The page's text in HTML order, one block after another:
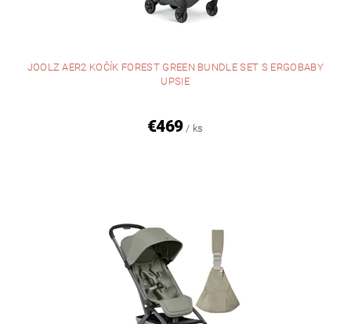
JOOLZ AER2 KOČÍK FOREST GREEN BUNDLE SET S ERGOBABY
UPSIE
€469 / ks